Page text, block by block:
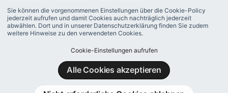
Sie können die vorgenommenen Einstellungen über die Cookie-Policy
jederzeit aufrufen und damit Cookies auch nachträglich jederzeit
abwählen. Dort und in unserer Datenschutzerklärung finden Sie zudem
weitere Hinweise zu den verwendeten Cookies.
Cookie-Einstellungen aufrufen
Alle Cookies akzeptieren
Datenschutz Cookie Policy Impressum